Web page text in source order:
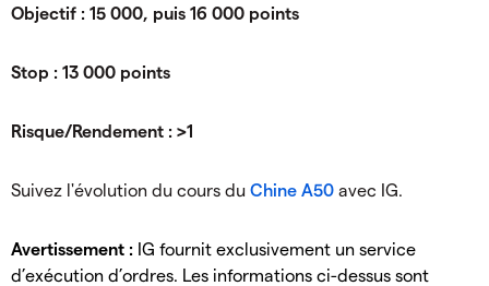
Objectif : 15 000, puis 16 000 points
Stop : 13 000 points
Risque/Rendement : >1
Suivez l'évolution du cours du Chine A50 avec IG.
Avertissement : IG fournit exclusivement un service
d’exécution d’ordres. Les informations ci-dessus sont